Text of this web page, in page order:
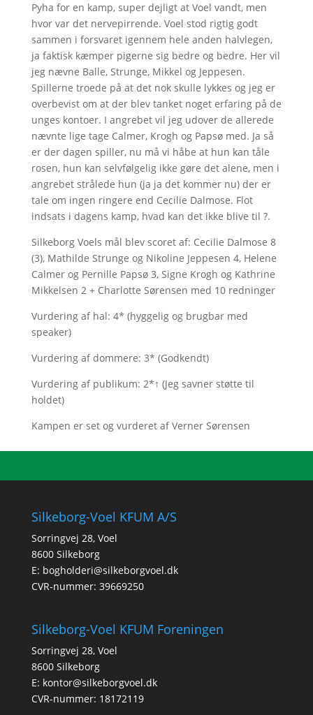
Pyha for en kamp, super dejligt at Voel vandt, men
hvor var det nervepirrende. Voel stod rigtig godt
sammen i forsvaret igennem hele anden halvlegen,
ja faktisk kæmper pigerne sig bedre og bedre. Her vil
jeg nævne Balle, Strunge, Mikkel og Jeppesen.
Spillerne troede på at det nok skulle lykkes og jeg er
overbevist om at der blev tanket noget erfaring på de
unges kontoer. I angrebet vil jeg udover de allerede
nævnte lige tage Calmer, Krogh og Papsø med. Ja så
er der dagen spiller, nu må vi håbe at hun kan tåle
rosen, hun kan selvfølgelig ikke gøre det alene, men i
angrebet strålede hun (ja ja det kommer nu) der er
tale om ingen ringere end Cecilie Dalmose. Flot
indsats i dagens kamp, hvad kan det ikke blive til ?.
Silkeborg Voels mål blev scoret af: Cecilie Dalmose 8
(3), Mathilde Strunge og Nikoline Jeppesen 4, Helene
Calmer og Pernille Papsø 3, Signe Krogh og Kathrine
Mikkelsen 2 + Charlotte Sørensen med 10 redninger
Vurdering af hal: 4* (hyggelig og brugbar med
speaker)
Vurdering af dommere: 3* (Godkendt)
Vurdering af publikum: 2*↑ (Jeg savner støtte til
holdet)
Kampen er set og vurderet af Verner Sørensen
Silkeborg-Voel KFUM A/S
Sorringvej 28, Voel
8600 Silkeborg
E: bogholderi@silkeborgvoel.dk
CVR-nummer: 39669250
Silkeborg-Voel KFUM Foreningen
Sorringvej 28, Voel
8600 Silkeborg
E: kontor@silkeborgvoel.dk
CVR-nummer: 18172119